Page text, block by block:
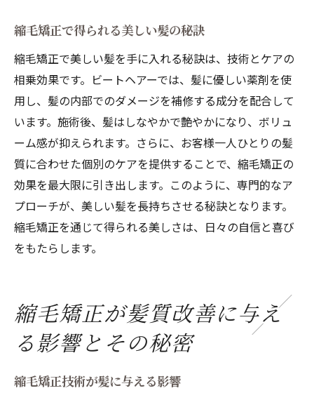
縮毛矯正で得られる美しい髪の秘訣
縮毛矯正で美しい髪を手に入れる秘訣は、技術とケアの
相乗効果です。ビートヘアーでは、髪に優しい薬剤を使
用し、髪の内部でのダメージを補修する成分を配合して
います。施術後、髪はしなやかで艶やかになり、ボリュ
ーム感が抑えられます。さらに、お客様一人ひとりの髪
質に合わせた個別のケアを提供することで、縮毛矯正の
効果を最大限に引き出します。このように、専門的なア
プローチが、美しい髪を長持ちさせる秘訣となります。
縮毛矯正を通じて得られる美しさは、日々の自信と喜び
をもたらします。
縮毛矯正が髪質改善に与え
る影響とその秘密
縮毛矯正技術が髪に与える影響